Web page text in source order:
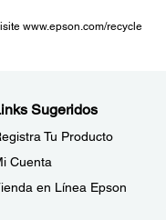
www.epson.com/recycle
Sugeridos
Tu Producto
Cuenta
en Línea Epson